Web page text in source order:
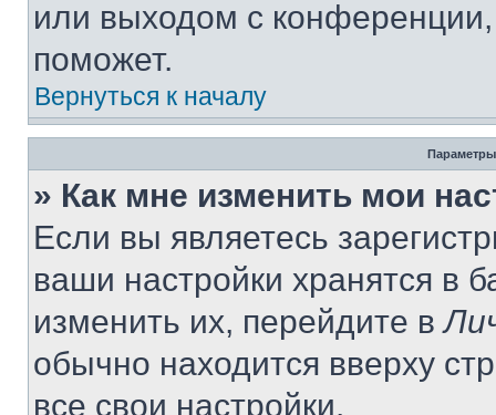
или выходом с
поможет.
Вернуться к началу
Параметры
» Как мне изменить мои
Если вы являетесь
ваши настройки хранятся в
изменить их, перейдите в
обычно находится вверху
все свои настройки.